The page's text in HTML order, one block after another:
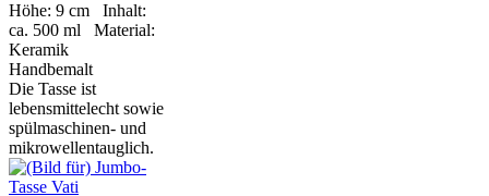
Höhe: 9 cm Inhalt:
ca. 500 ml Material:
Keramik
Handbemalt
Die Tasse ist
lebensmittelecht sowie
spülmaschinen- und
mikrowellentauglich.